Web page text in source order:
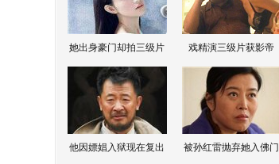
她出身豪门却拍三级片 戏精演三级片获影帝
他因嫖娼入狱现在复出 被孙红雷抛弃她入佛门